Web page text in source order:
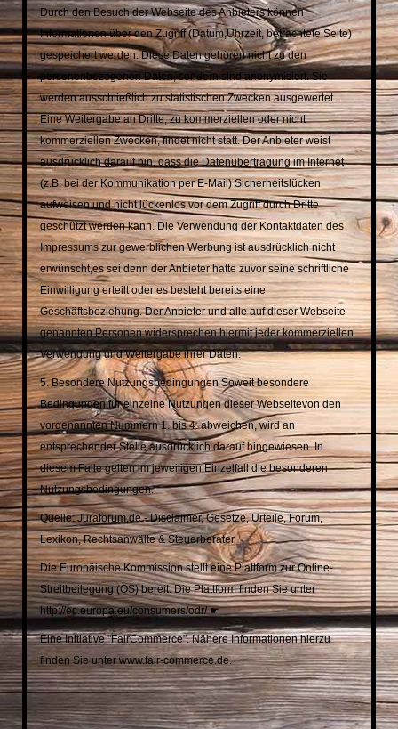
Durch den Besuch der Webseite des Anbieters können
Informationen über den Zugriff (Datum,Uhrzeit, betrachtete Seite)
gespeichert werden. Diese Daten gehören nicht zu den
personenbezogenen Daten,sondern sind anonymisiert. Sie
werden ausschließlich zu statistischen Zwecken ausgewertet.
Eine Weitergabe an Dritte, zu kommerziellen oder nicht
kommerziellen Zwecken, findet nicht statt. Der Anbieter weist
ausdrücklich darauf hin, dass die Datenübertragung im Internet
(z.B. bei der Kommunikation per E-Mail) Sicherheitslücken
aufweisen und nicht lückenlos vor dem Zugriff durch Dritte
geschützt werden kann. DieVerwendung der Kontaktdaten des
Impressums zur gewerblichen Werbung ist ausdrücklich nicht
erwünscht,es sei denn der Anbieter hatte zuvor seine schriftliche
Einwilligung erteilt oder es besteht bereits eine
Geschäftsbeziehung. Der Anbieter und alle auf dieser Webseite
genannten Personen widersprechen hiermit jeder kommerziellen
Verwendung und Weitergabe ihrer Daten.
5. Besondere Nutzungsbedingungen Soweit besondere
Bedingungen für einzelne Nutzungen dieser Webseitevon den
vorgenannten Nummern 1. bis 4. abweichen, wird an
entsprechender Stelle ausdrücklich daraufhingewiesen. In
diesem Falle gelten im jeweiligen Einzelfall die besonderen
Nutzungsbedingungen.
Quelle: Juraforum.de - Disclaimer, Gesetze, Urteile, Forum,
Lexikon, Rechtsanwälte & Steuerberater
Die Europäische Kommission stellt eine Plattform zur Online-
Streitbeilegung (OS) bereit. Die Plattform finden Sie unter
http://ec.europa.eu/consumers/odr/ ☛
Eine Initiative "FairCommerce". Nähere Informationen hierzu
finden Sie unter www.fair-commerce.de.